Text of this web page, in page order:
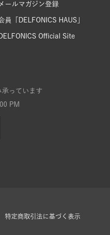
メールマガジン登録
員「DELFONICS HAUS」
DELFONICS Official Site
っています
PM
特定商取引法に基づく表示